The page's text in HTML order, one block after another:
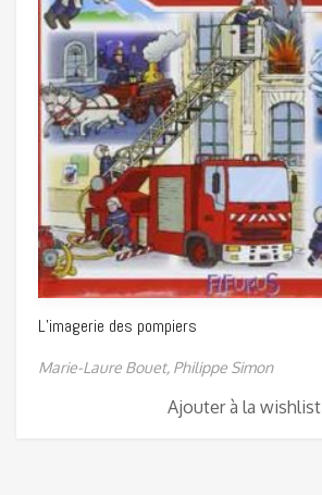
L’imagerie des pompiers
Marie-Laure Bouet, Philippe Simon
Ajouter à la wishlist